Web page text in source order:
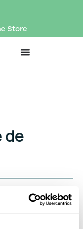
Store
de
y cómo